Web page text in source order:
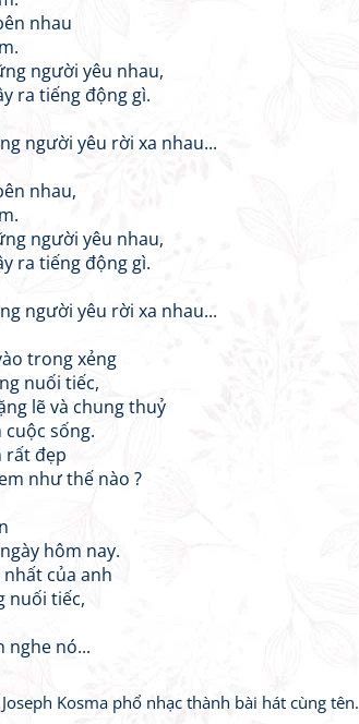
nhau
người yêu nhau,
ra tiếng động gì.
người yêu rời xa nhau...
nhau,
người yêu nhau,
ra tiếng động gì.
người yêu rời xa nhau...
trong xẻng
nuối tiếc,
lẽ và chung thuỷ
sống.
rất đẹp
như thế nào ?
hôm nay.
của anh
nuối tiếc,
nghe nó...
Kosma phổ nhạc thành bài hát cùng tên.